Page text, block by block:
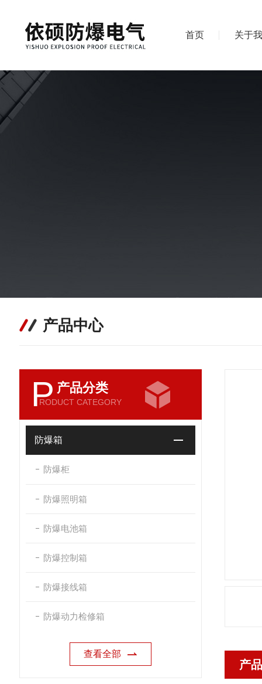
首页 关于
产品中心
P 产品分类
RODUCT CATEGORY
防爆箱
防爆柜
防爆照明箱
防爆电池箱
防爆控制箱
防爆接线箱
防爆动力检修箱
查看全部
产